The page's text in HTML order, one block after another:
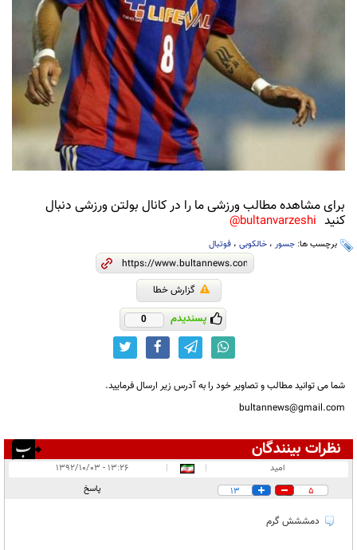
برای مشاهده مطالب ورزشی ما را در کانال بولتن ورزشی دنبال
کنید bultanvarzeshi@
برچسب ها: جسور ، خالکوبی ، فوتبال
گزارش خطا
پسندیدم 0
شما می توانید مطالب و تصاویر خود را به آدرس زیر ارسال فرمایید.
bultannews@gmail.com
نظرات بینندگان
در انتظار بررسی:۱
امید |
|
۱۳:۲۶ - ۱۳۹۲/۱۰/۰۳
5
13 پاسخ
دمششش گرم